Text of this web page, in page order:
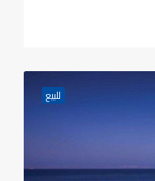
للبيع